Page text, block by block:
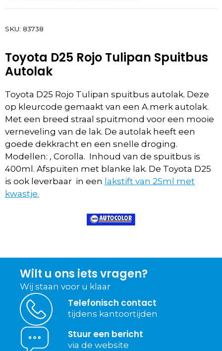
SKU: 83738
Toyota D25 Rojo Tulipan Spuitbus
Autolak
Toyota D25 Rojo Tulipan spuitbus autolak. Deze
op kleurcode gemaakt van een A.merk autolak.
Met een breed straal spuitmond voor een mooie
verneveling van de lak. De autolak heeft een
goede dekkracht en een snelle droging.
Modellen: , Corolla. Inhoud van de spuitbus is
400ml. Afspuiten met blanke lak. De Toyota D25
is ook leverbaar in een lakstift van 25ml met
kwastje.
Wilt u ons iets vragen?
Wij staan voor u klaar
Telefonisch contact
tijdens kantoortijden
Stuur een bericht
via de website